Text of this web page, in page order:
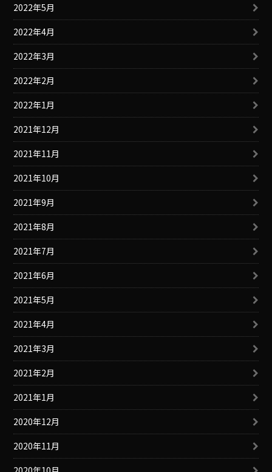
2022年5月
2022年4月
2022年3月
2022年2月
2022年1月
2021年12月
2021年11月
2021年10月
2021年9月
2021年8月
2021年7月
2021年6月
2021年5月
2021年4月
2021年3月
2021年2月
2021年1月
2020年12月
2020年11月